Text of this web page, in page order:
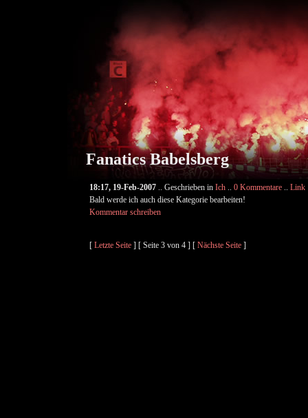
Fanatics Babelsberg
18:17, 19-Feb-2007 .. Geschrieben in Ich .. 0 Kommentare .. Link
Bald werde ich auch diese Kategorie bearbeiten!
Kommentar schreiben
[ Letzte Seite ] [ Seite 3 von 4 ] [ Nächste Seite ]